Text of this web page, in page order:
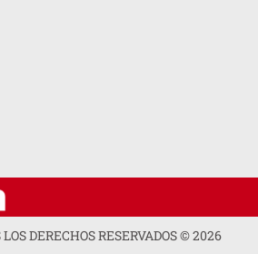
DERECHOS RESERVADOS ©2026